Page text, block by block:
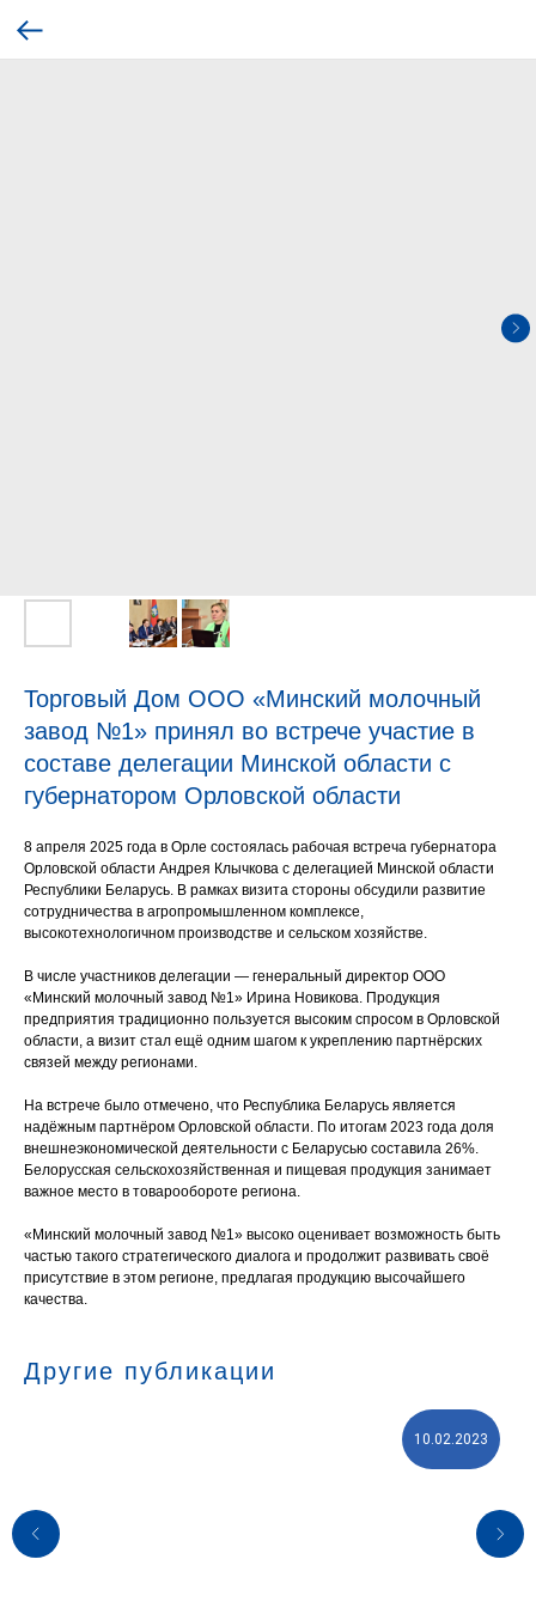
Торговый Дом ООО «Минский молочный
завод №1» принял во встрече участие в
составе делегации Минской области с
губернатором Орловской области
8 апреля 2025 года в Орле состоялась рабочая встреча губернатора
Орловской области Андрея Клычкова с делегацией Минской области
Республики Беларусь. В рамках визита стороны обсудили развитие
сотрудничества в агропромышленном комплексе,
высокотехнологичном производстве и сельском хозяйстве.
В числе участников делегации — генеральный директор ООО
«Минский молочный завод №1» Ирина Новикова. Продукция
предприятия традиционно пользуется высоким спросом в Орловской
области, а визит стал ещё одним шагом к укреплению партнёрских
связей между регионами.
На встрече было отмечено, что Республика Беларусь является
надёжным партнёром Орловской области. По итогам 2023 года доля
внешнеэкономической деятельности с Беларусью составила 26%.
Белорусская сельскохозяйственная и пищевая продукция занимает
важное место в товарообороте региона.
«Минский молочный завод №1» высоко оценивает возможность быть
частью такого стратегического диалога и продолжит развивать своё
присутствие в этом регионе, предлагая продукцию высочайшего
качества.
Другие публикации
10.02.2023